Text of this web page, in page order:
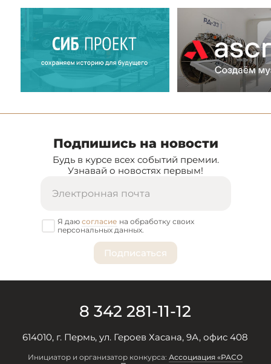
Подпишись на новости
Будь в курсе всех событий премии.
Узнавай о новостях первым!
Я даю согласие на обработку своих
персональных данных.
8 342 281-11-12
614010, г. Пермь, ул. Героев Хасана, 9А, офис 408
Инициатор и организатор конкурса:Ассоциация «РАСО